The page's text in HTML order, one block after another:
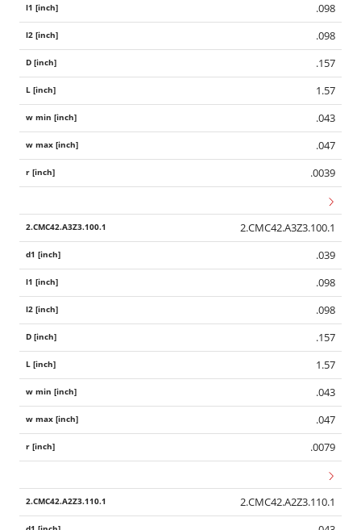
.098
.098
.157
1.57
.043
.047
.0039
2.CMC42.A3Z3.100.1
.039
.098
.098
.157
1.57
.043
.047
.0079
2.CMC42.A2Z3.110.1